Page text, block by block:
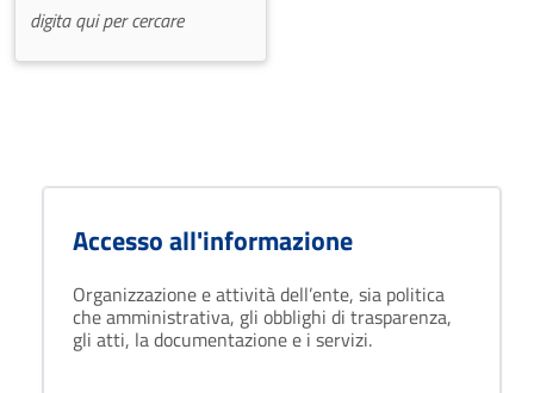
Accesso all'informazione
Organizzazione e attività dell’ente, sia politica
che amministrativa, gli obblighi di trasparenza,
gli atti, la documentazione e i servizi.